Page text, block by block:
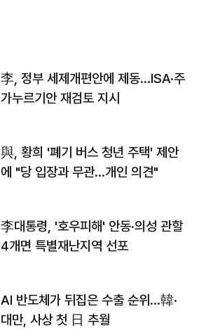
李, 정부 세제개편안에 제동…ISA·주
가누르기안 재검토 지시
與, 황희 '폐기 버스 청년 주택' 제안
에 "당 입장과 무관…개인 의견"
李대통령, '호우피해' 안동·의성 관할
4개면 특별재난지역 선포
AI 반도체가 뒤집은 수출 순위…韓·
대만, 사상 첫 日 추월